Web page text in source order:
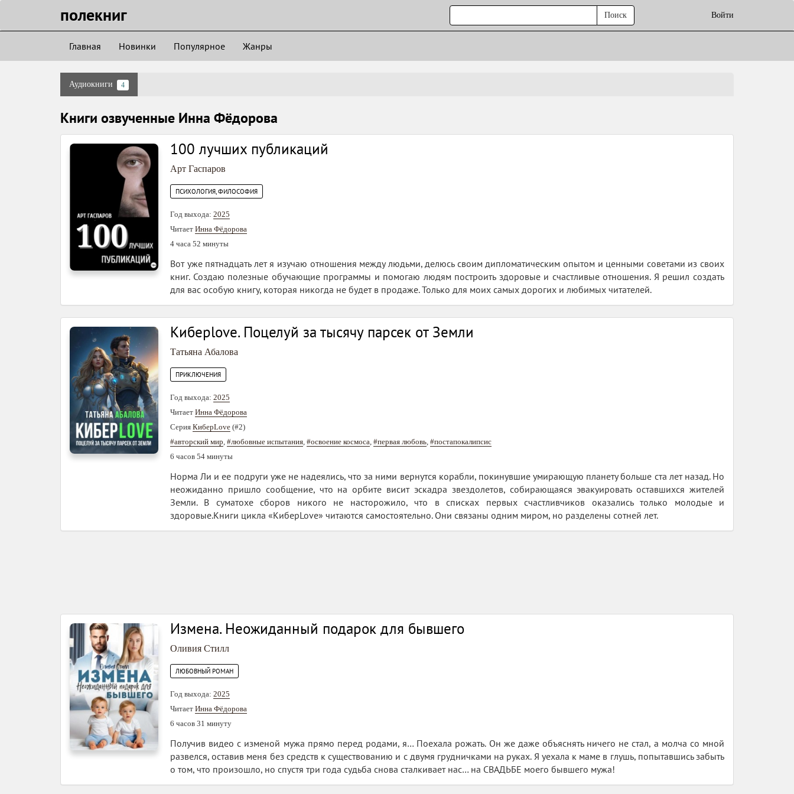
полекниг Войти
Поиск
Главная Новинки Популярное Жанры
Аудиокниги 4
Книги озвученные Инна Фёдорова
100 лучших публикаций
Арт Гаспаров
ПСИХОЛОГИЯ, ФИЛОСОФИЯ
Год выхода: 2025
Читает Инна Фёдорова
4 часа 52 минуты
Вот уже пятнадцать лет я изучаю отношения между людьми, делюсь своим дипломатическим опытом и ценными советами из своих
книг. Создаю полезные обучающие программы и помогаю людям построить здоровые и счастливые отношения. Я решил создать
для вас особую книгу, которая никогда не будет в продаже. Только для моих самых дорогих и любимых читателей.
Киберlove. Поцелуй за тысячу парсек от Земли
Татьяна Абалова
ПРИКЛЮЧЕНИЯ
Год выхода: 2025
Читает Инна Фёдорова
Серия КиберLove (#2)
#авторский мир, #любовные испытания, #освоение космоса, #первая любовь, #постапокалипсис
6 часов 54 минуты
Норма Ли и ее подруги уже не надеялись, что за ними вернутся корабли, покинувшие умирающую планету больше ста лет назад. Но
неожиданно пришло сообщение, что на орбите висит эскадра звездолетов, собирающаяся эвакуировать оставшихся жителей
Земли. В суматохе сборов никого не насторожило, что в списках первых счастливчиков оказались только молодые и
здоровые.Книги цикла «КиберLove» читаются самостоятельно. Они связаны одним миром, но разделены сотней лет.
Измена. Неожиданный подарок для бывшего
Оливия Стилл
ЛЮБОВНЫЙ РОМАН
Год выхода: 2025
Читает Инна Фёдорова
6 часов 31 минуту
Получив видео с изменой мужа прямо перед родами, я… Поехала рожать. Он же даже объяснять ничего не стал, а молча со мной
развелся, оставив меня без средств к существованию и с двумя грудничками на руках. Я уехала к маме в глушь, попытавшись забыть
о том, что произошло, но спустя три года судьба снова сталкивает нас… на СВАДЬБЕ моего бывшего мужа!